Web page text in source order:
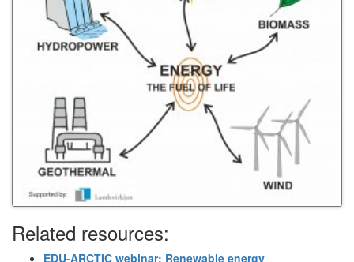
Related resources:
EDU-ARCTIC webinar: Renewable energy